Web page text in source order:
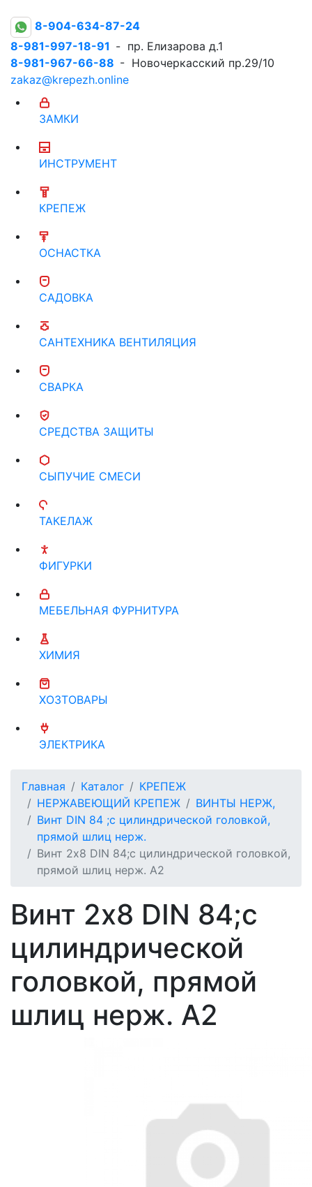
8-904-634-87-24
8-981-997-18-91 - пр. Елизарова д.1
8-981-967-66-88 - Новочеркасский пр.29/10
zakaz@krepezh.online
ЗАМКИ
ИНСТРУМЕНТ
КРЕПЕЖ
ОСНАСТКА
САДОВКА
САНТЕХНИКА ВЕНТИЛЯЦИЯ
СВАРКА
СРЕДСТВА ЗАЩИТЫ
СЫПУЧИЕ СМЕСИ
ТАКЕЛАЖ
ФИГУРКИ
МЕБЕЛЬНАЯ ФУРНИТУРА
ХИМИЯ
ХОЗТОВАРЫ
ЭЛЕКТРИКА
Главная Каталог
КРЕПЕЖ
НЕРЖАВЕЮЩИЙ КРЕПЕЖ
ВИНТЫ НЕРЖ,
Винт DIN 84 ;с цилиндрической головкой,
прямой шлиц нерж.
Винт 2х8 DIN 84;с цилиндрической головкой,
прямой шлиц нерж. А2
Винт 2х8 DIN 84;с
цилиндрической
головкой, прямой
шлиц нерж. А2